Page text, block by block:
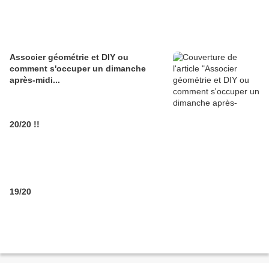
Associer géométrie et DIY ou
comment s'occuper un dimanche
après-midi...
20/20 !!
19/20